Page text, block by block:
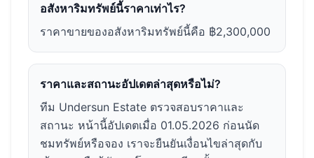
อสังหาริมทรัพย์นี้ราคาเท่าไร?
ราคาขายของอสังหาริมทรัพย์นี้คือ ฿2,300,000
ราคาและสถานะอัปเดตล่าสุดหรือไม่?
ทีม Undersun Estate ตรวจสอบราคาและ
สถานะ หน้านี้อัปเดตเมื่อ 01.05.2026 ก่อนนัด
ชมทรัพย์หรือจอง เราจะยืนยันเงื่อนไขล่าสุดกับ